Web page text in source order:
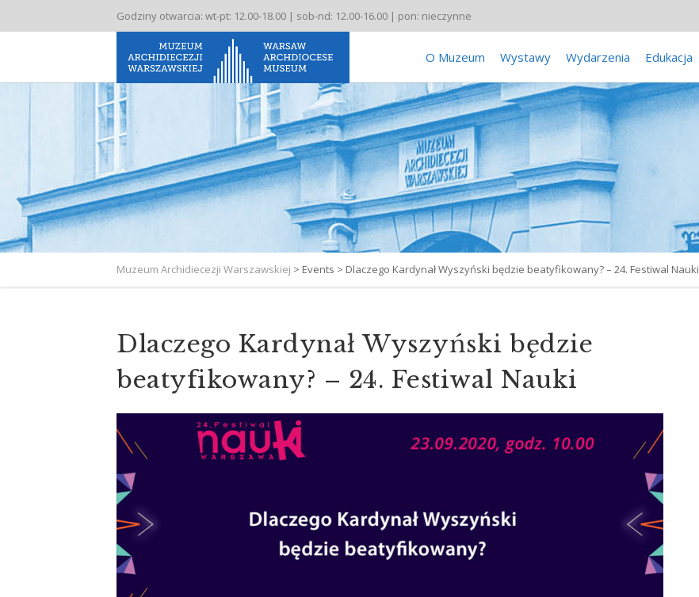
Godziny otwarcia: wt-pt: 12.00-18.00 | sob-nd: 12.00-16.00 | pon: nieczynne
O Muzeum Wystawy Wydarzenia Edukacja
Muzeum Archidiecezji Warszawskiej > Events > Dlaczego Kardynał Wyszyński będzie beatyfikowany? – 24. Festiwal Nauki
Dlaczego Kardynał Wyszyński będzie
beatyfikowany? – 24. Festiwal Nauki